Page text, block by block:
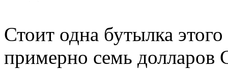
Стоит одна бутылка этого
примерно семь